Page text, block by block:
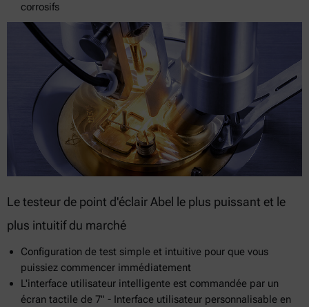
corrosifs
Le testeur de point d'éclair Abel le plus puissant et le
plus intuitif du marché
Configuration de test simple et intuitive pour que vous
puissiez commencer immédiatement
L'interface utilisateur intelligente est commandée par un
écran tactile de 7" - Interface utilisateur personnalisable en